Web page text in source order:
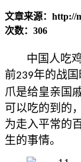
文章来源：http://
次数：306
中国人吃
前239年的战
爪是给皇亲国
可以吃的到的
为走入平常的
生的事情。